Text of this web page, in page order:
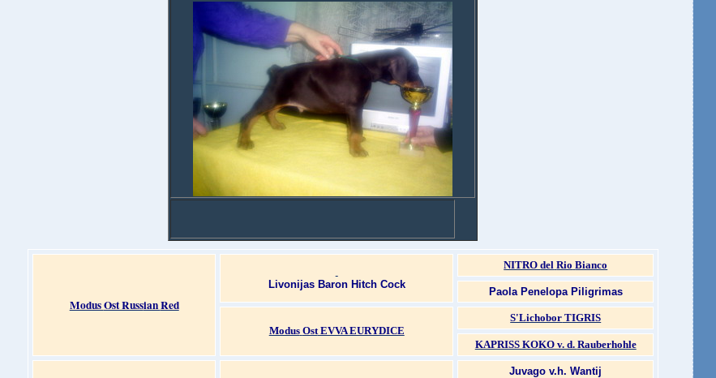
ModusOst RussianRed
Livonijas Baron Hitch Cock
NITROdel Rio Bianco
Paola Penelopa Piligrimas
Modus OstEVVA EURYDICE
S'Lichobor TIGRIS
KAPRISS KOKO v. d. Rauberhohle
Juvago v.h. Wantij